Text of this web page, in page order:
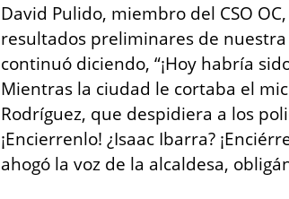
David Pulido, miembro del CSO
resultados preliminares de
continuó diciendo, “¡Hoy habría
Mientras la ciudad le cortaba el
Rodríguez, que despidiera a los
¡Encierrenlo! ¿Isaac Ibarra?
ahogó la voz de la alcaldesa,